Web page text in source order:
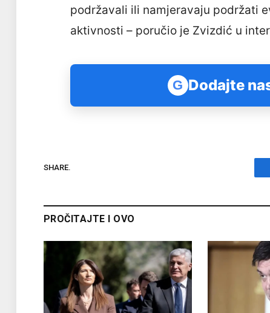
podržavali ili namjeravaju podržati
aktivnosti – poručio je Zvizdić u
G Dodajte
SHARE.
PROČITAJTE I OVO